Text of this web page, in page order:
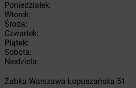
Poniedziałek:
Wtorek:
Środa:
Czwartek:
Piątek:
Sobota:
Niedziela:
Żabka Warszawa Łopuszańska 51